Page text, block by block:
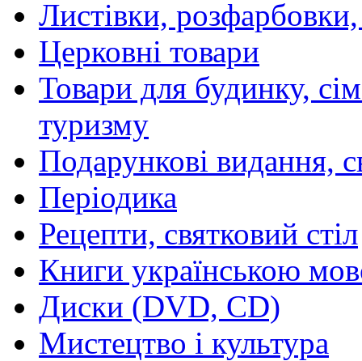
Листівки,
Церковні товари
Товари для будинку,
туризму
Подарункові видання,
Періодика
Рецепти, святковий стіл
Книги українською
Диски (DVD, CD)
Мистецтво і культура